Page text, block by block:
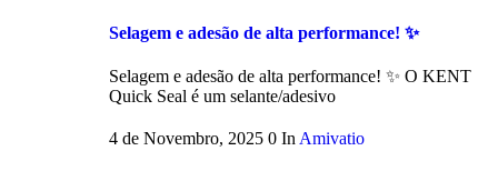
Selagem e adesão de alta performance! ✨
Selagem e adesão de alta performance! ✨ O KENT
Quick Seal é um selante/adesivo
4 de Novembro, 2025 0 InAmivatio